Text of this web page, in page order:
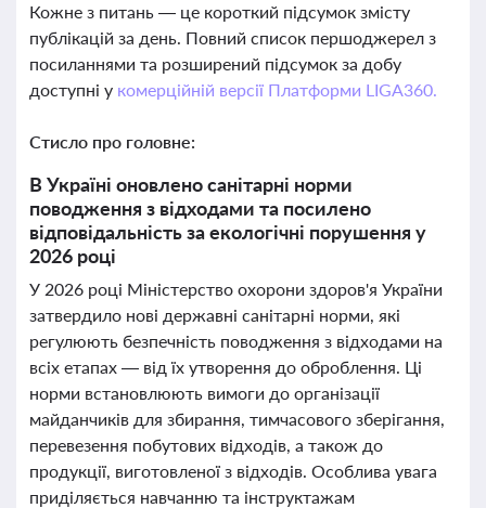
Кожне з питань — це короткий підсумок змісту
публікацій за день. Повний список першоджерел з
посиланнями та розширений підсумок за добу
доступні у комерційній версії Платформи LIGA360.
Стисло про головне:
В Україні оновлено санітарні норми
поводження з відходами та посилено
відповідальність за екологічні порушення у
2026 році
У 2026 році Міністерство охорони здоров'я України
затвердило нові державні санітарні норми, які
регулюють безпечність поводження з відходами на
всіх етапах — від їх утворення до оброблення. Ці
норми встановлюють вимоги до організації
майданчиків для збирання, тимчасового зберігання,
перевезення побутових відходів, а також до
продукції, виготовленої з відходів. Особлива увага
приділяється навчанню та інструктажам